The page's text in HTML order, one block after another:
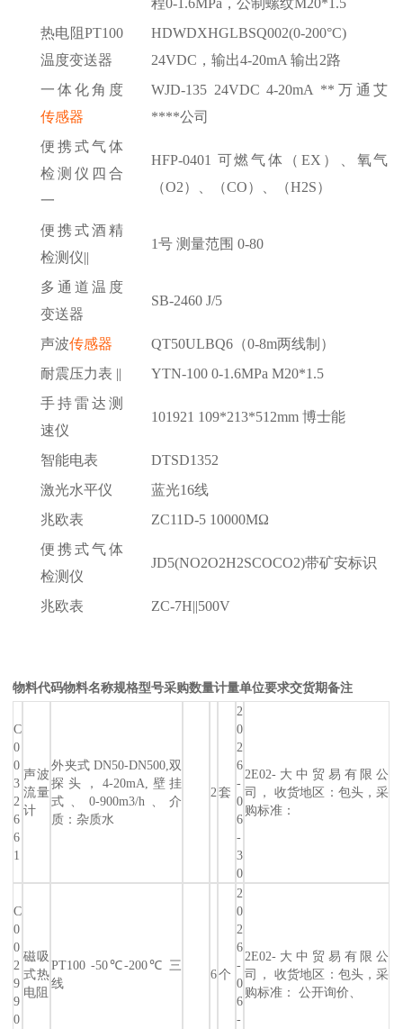
程0-1.6MPa，公制螺纹M20*1.5
热电阻PT100
温度变送器
HDWDXHGLBSQ002(0-200°C)
24VDC，输出4-20mA 输出2路
一体化角度
传感器
WJD-135 24VDC 4-20mA **万通艾
****公司
便携式气体
检测仪四合
一
HFP-0401 可燃气体（EX）、氧气
（O2）、（CO）、（H2S）
便携式酒精
检测仪||
1号 测量范围 0-80
多通道温度
变送器
SB-2460 J/5
声波传感器
QT50ULBQ6（0-8m两线制）
耐震压力表 ||
YTN-100 0-1.6MPa M20*1.5
手持雷达测
速仪
101921 109*213*512mm 博士能
智能电表
DTSD1352
激光水平仪
蓝光16线
兆欧表
ZC11D-5 10000MΩ
便携式气体
检测仪
JD5(NO2O2H2SCOCO2)带矿安标识
兆欧表 ZC-7H||500V
物料代码物料名称规格型号采购数量计量单位要求交货期备注
C
0
0
3
2
6
6
1
声波
流量
计
外夹式 DN50-DN500,双
探头，4-20mA,壁挂
式、0-900m3/h、介
质：杂质水
2套
2
0
2
6
-
0
6
-
3
0
2E02-大中贸易有限公
司， 收货地区：包头，采
购标准：
C
0
0
2
9
9
0
磁吸
式热
电阻
PT100 -50℃-200℃ 三
线
6个
2
0
2
6
-
0
6
-
2E02-大中贸易有限公
司， 收货地区：包头，采
购标准： 公开询价、